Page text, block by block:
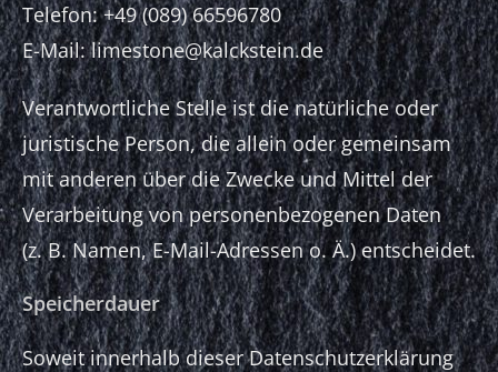
Telefon: +49 (089) 66596780
E-Mail: limestone@kalckstein.de
Verantwortliche Stelle ist die natürliche oder
juristische Person, die allein oder gemeinsam
mit anderen über die Zwecke und Mittel der
Verarbeitung von personenbezogenen Daten
(z. B. Namen, E-Mail-Adressen o. Ä.) entscheidet.
Speicherdauer
Soweit innerhalb dieser Datenschutzerklärung